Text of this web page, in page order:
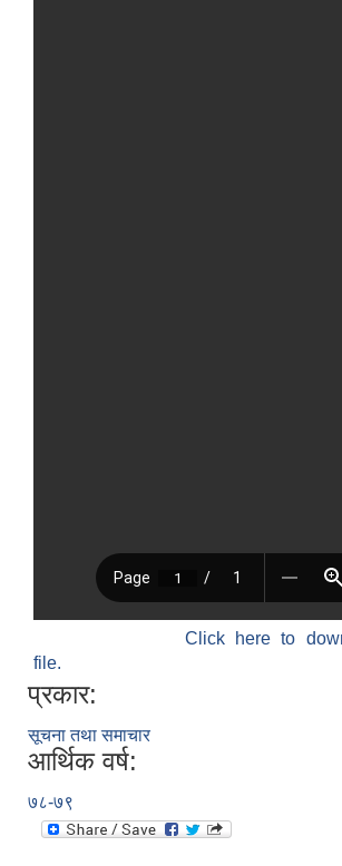
Click here to
file.
प्रकार:
सूचना तथा समाचार
आर्थिक वर्ष:
७८-७९